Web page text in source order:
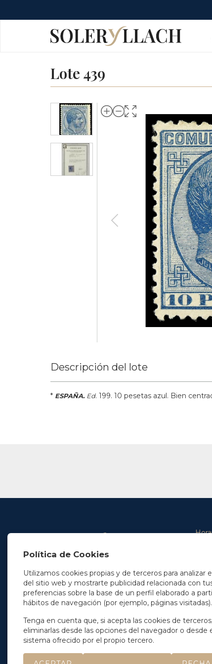
Lote 439
Descripción del lote
* ESPAÑA. Ed. 199. 10 pesetas azul. Bien
En Madrid
info@soleryllach.com
En Barcelona
Beethoven 13
+34 93 201 87 33
info@soleryllach.com
De
y de
De
Política de Cookies
Utilizamos cookies propias y de terceros para analizar
del sitio web y mostrarte publicidad relacionada con
preferencias sobre la base de un perfil elaborado a
hábitos de navegación (por ejemplo, páginas visitadas).
Tenga en cuenta que, si acepta las cookies de
eliminarlas desde las opciones del navegador o desde
sistema ofrecido por el propio tercero.